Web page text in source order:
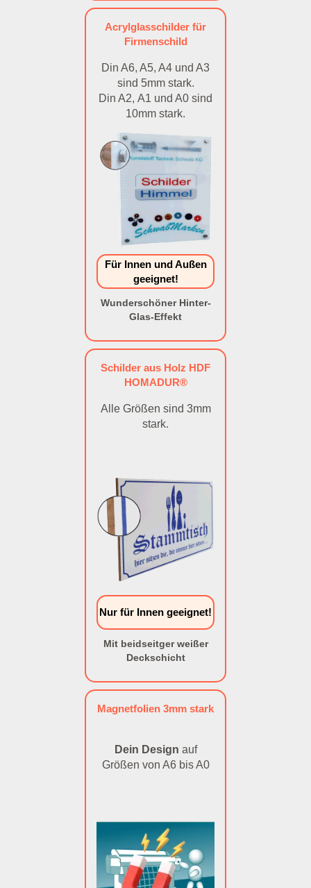
Acrylglasschilder für
Firmenschild
Din A6, A5, A4 und A3
sind 5mm stark.
Din A2, A1 und A0 sind
10mm stark.
Für Innen und Außen
geeignet!
Wunderschöner Hinter-
Glas-Effekt
Schilder aus Holz HDF
HOMADUR®
Alle Größen sind 3mm
stark.
Nur für Innen geeignet!
Mit beidseitger weißer
Deckschicht
Magnetfolien 3mm stark
Dein Design auf
Größen von A6 bis A0